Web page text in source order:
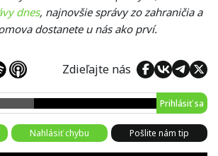
dnes, najnovšie správy zo zahraničia a
dostanete u nás ako prví.
Zdieľajte nás
Prihlásiť sa
Nahlásiť chybu Pošlite nám tip